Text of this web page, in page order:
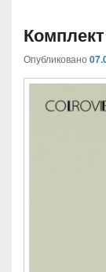
Комплект
Опубликовано